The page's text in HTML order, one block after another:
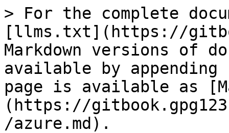
> For the complete
[llms.txt](https://
Markdown versions of
available by
page is available as
(https://
/azure.md).